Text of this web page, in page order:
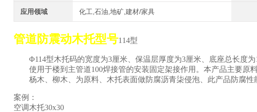
应用领域 化工,石油,地矿,建材/家具
管道防震动木托型号114型
Φ114型木托码的宽度为3厘米、保温层厚度为3厘米、底座总长度为
使用于楼到主管道100焊接管的安装固定架接作用。本产品主要原料
杨木、柳木、为原料、木托表面做防腐沥青柒侵泡、此产品防腐性
案例：
空调木托30x30